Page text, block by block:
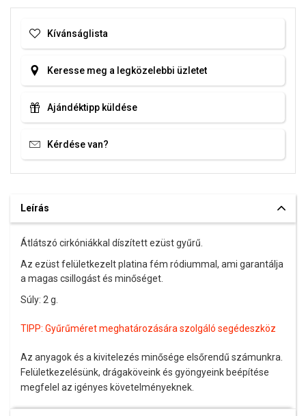
Kívánságlista
Keresse meg a legközelebbi üzletet
Ajándéktipp küldése
Kérdése van?
Leírás
Átlátszó cirkóniákkal díszített ezüst gyűrű.
Az ezüst felületkezelt platina fém ródiummal, ami garantálja
a magas csillogást és minőséget.
Súly: 2 g.
TIPP: Gyűrűméret meghatározására szolgáló segédeszköz
Az anyagok és a kivitelezés minősége elsőrendű számunkra.
Felületkezelésünk, drágaköveink és gyöngyeink beépítése
megfelel az igényes követelményeknek.